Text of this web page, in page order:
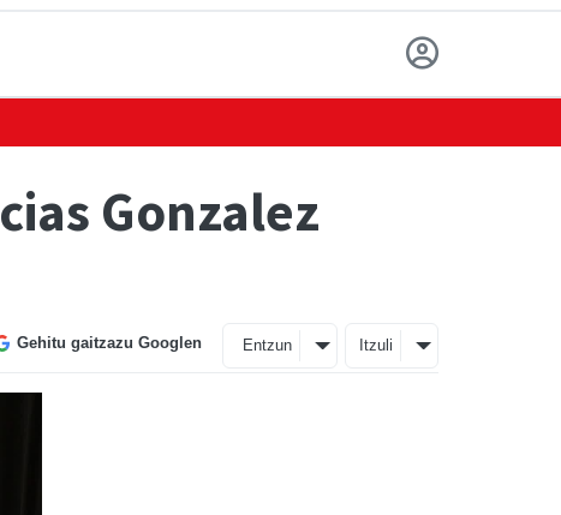
Gonzalez
Gehitu gaitzazu Googlen Entzun Itzuli